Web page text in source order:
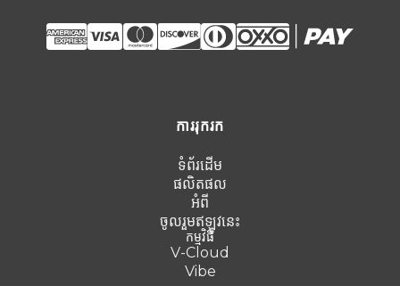
ការរុករក
ទំព័រដើម
ផលិតផល
អំពី
ចូលរួមឥឡូវនេះ
កម្មវិធី
V-Cloud
Vibe